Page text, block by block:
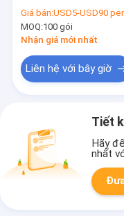
Non Sterile 0.22um
5um Kích thước lỗ
chân lông
Giá bán:USD5-USD90 per pack
MOQ:100 gói
Nhận giá mới nhất
Liên hệ với bây giờ
Tiết
Hãy
nhất